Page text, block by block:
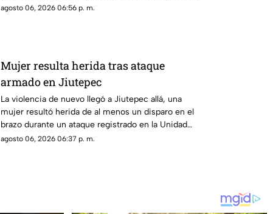
un hombre de 78 años.
agosto 06, 2026 06:56 p. m.
Mujer resulta herida tras ataque
armado en Jiutepec
La violencia de nuevo llegó a Jiutepec allá, una
mujer resultó herida de al menos un disparo en el
brazo durante un ataque registrado en la Unidad
Habitacional Campestre.
agosto 06, 2026 06:37 p. m.